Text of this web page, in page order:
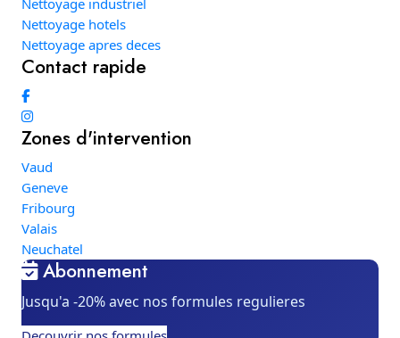
Nettoyage industriel
Nettoyage hotels
Nettoyage apres deces
Contact rapide
Zones d'intervention
Vaud
Geneve
Fribourg
Valais
Neuchatel
Abonnement
Jusqu'a -20% avec nos formules regulieres